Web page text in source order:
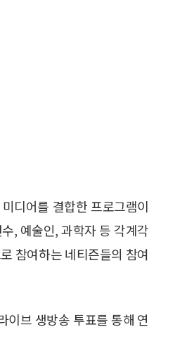
디어를 결합한 프로그램이
, 예술인, 과학자 등 각계각
참여하는 네티즌들의 참여
이브 생방송 투표를 통해 연